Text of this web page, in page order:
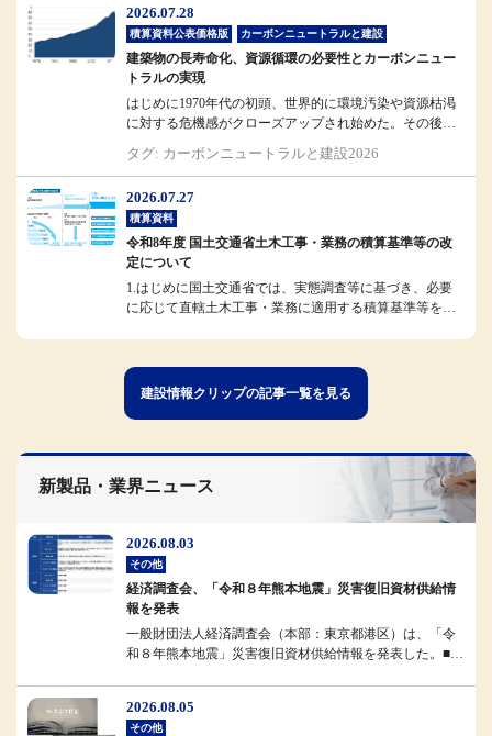
2026.07.28
積算資料公表価格版 カーボンニュートラルと建設
建築物の長寿命化、資源循環の必要性とカーボンニュー
トラルの実現
はじめに1970年代の初頭、世界的に環境汚染や資源枯渇
に対する危機感がクローズアップされ始めた。その後、
タグ: カーボンニュートラルと建設2026
2026.07.27
積算資料
令和8年度 国土交通省土木工事・業務の積算基準等の改
定について
1.はじめに国土交通省では、実態調査等に基づき、必要
に応じて直轄土木工事・業務に適用する積算基準等を改
建設情報クリップの記事一覧を見る
新製品・業界ニュース
2026.08.03
その他
経済調査会、「令和８年熊本地震」災害復旧資材供給情
報を発表
一般財団法人経済調査会（本部：東京都港区）は、「令
和８年熊本地震」災害復旧資材供給情報を発表した。■概
2026.08.05
その他